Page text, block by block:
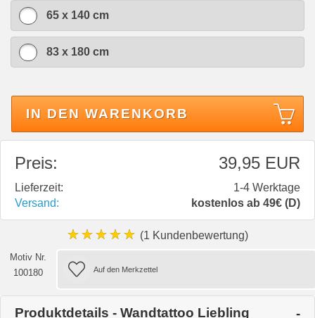
65 x 140 cm
83 x 180 cm
IN DEN WARENKORB
Preis: 39,95 EUR
Lieferzeit:
1-4 Werktage
Versand:
kostenlos ab 49€ (D)
★★★★★ (1 Kundenbewertung)
Motiv Nr.
100180
Produktdetails - Wandtattoo Liebling